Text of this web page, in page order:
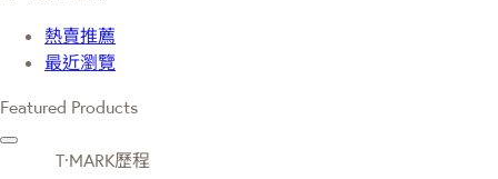
熱賣推薦
最近瀏覽
Featured Products
T·MARK歷程